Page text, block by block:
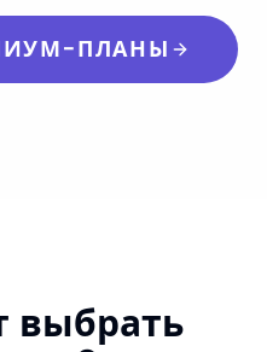
ПЛАНЫ
выбрать